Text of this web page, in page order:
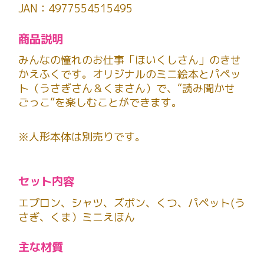
JAN：4977554515495
商品説明
みんなの憧れのお仕事「ほいくしさん」のきせ
かえふくです。オリジナルのミニ絵本とパペッ
ト（うさぎさん＆くまさん）で、“読み聞かせ
ごっこ”を楽しむことができます。
※人形本体は別売りです。
セット内容
エプロン、シャツ、ズボン、くつ、パペット(う
さぎ、くま）ミニえほん
主な材質